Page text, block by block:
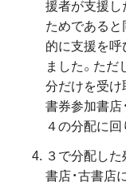
援者が支援し
ためであると
的に支援を呼
ました。ただ
分だけを受け
書券参加書店
４の分配に回
３で分配し
書店・古書店